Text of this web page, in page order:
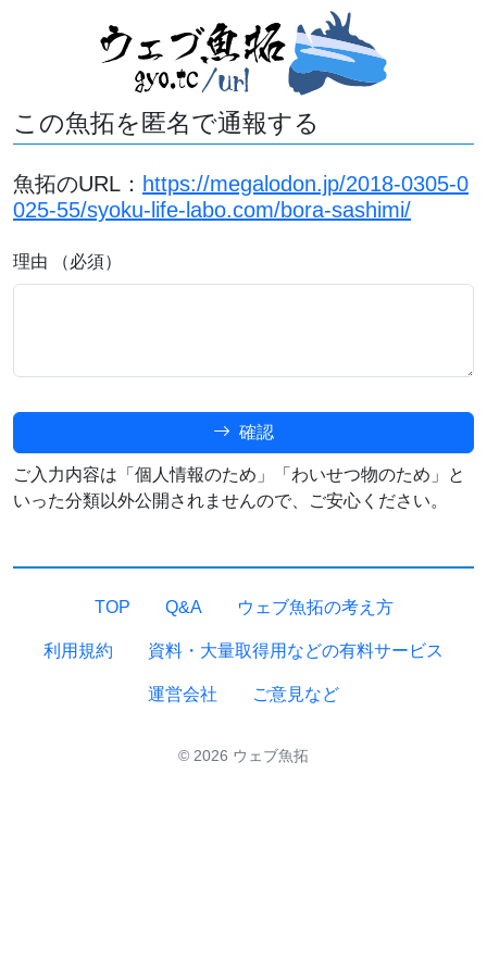
この魚拓を匿名で通報する
魚拓のURL： https://megalodon.jp/2018-0305-0
025-55/syoku-life-labo.com/bora-sashimi/
理由 （必須）
確認
ご入力内容は「個人情報のため」「わいせつ物のため」と
いった分類以外公開されませんので、ご安心ください。
TOP Q&A ウェブ魚拓の考え方
利用規約 資料・大量取得用などの有料サービス
運営会社 ご意見など
© 2026 ウェブ魚拓